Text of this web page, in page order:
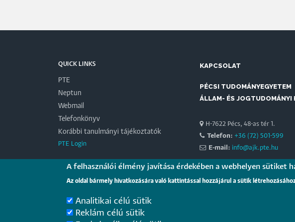
QUICK LINKS
PTE
Neptun
Webmail
Telefonkönyv
Korábbi tanulmányi tájékoztatók
PTE Login
KAPCSOLAT
PÉCSI TUDOMÁNYEGYETEM
ÁLLAM- ÉS JOGTUDOMÁNYI
H-7622 Pécs, 48-as tér 1.
Telefon: +36 (72) 501-599
E-mail: info@ajk.pte.hu
A felhasználói élmény javítása érdekében a webhelyen sütiket
Az oldal bármely hivatkozására való kattintással hozzájárul a sütik
Analitikai célú sütik
Reklám célú sütik